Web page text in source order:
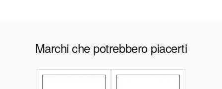
Marchi che potrebbero piacerti